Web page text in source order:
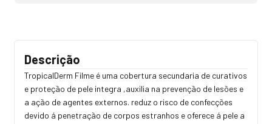
Descrição
TropicalDerm Filme é uma cobertura secundaria de curativos
e proteção de pele integra ,auxilia na prevenção de lesões e
a ação de agentes externos. reduz o risco de confecções
devido á penetração de corpos estranhos e oferece á pele a